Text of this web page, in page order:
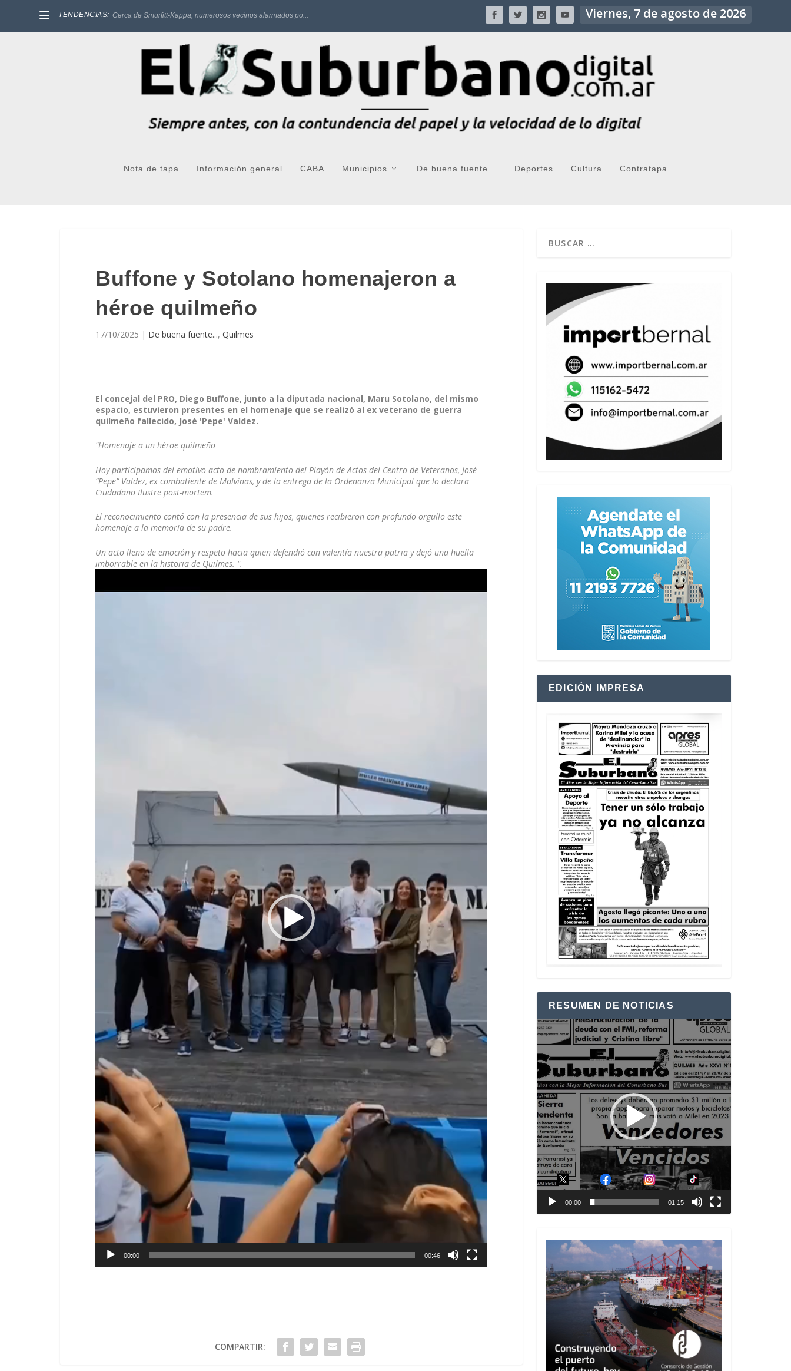
TENDENCIAS: Cerca de Smurfitt-Kappa, numerosos vecinos alarmados po... Viernes, 7 de agosto de 2026
Nota de tapa Información general CABA Municipios De buena fuente... Deportes Cultura Contratapa
Buffone y Sotolano homenajeron a
héroe quilmeño
17/10/2025 | De buena fuente..., Quilmes
El concejal del PRO, Diego Buffone, junto a la diputada nacional, Maru Sotolano, del mismo
espacio, estuvieron presentes en el homenaje que se realizó al ex veterano de guerra
quilmeño fallecido, José 'Pepe' Valdez.
"Homenaje a un héroe quilmeño
Hoy participamos del emotivo acto de nombramiento del Playón de Actos del Centro de Veteranos, José
“Pepe” Valdez, ex combatiente de Malvinas, y de la entrega de la Ordenanza Municipal que lo declara
Ciudadano Ilustre post-mortem.
El reconocimiento contó con la presencia de sus hijos, quienes recibieron con profundo orgullo este
homenaje a la memoria de su padre.
Un acto lleno de emoción y respeto hacia quien defendió con valentía nuestra patria y dejó una huella
imborrable en la historia de Quilmes. ".
00:00 00:46
COMPARTIR:
EDICIÓN IMPRESA
RESUMEN DE NOTICIAS
Reproductor
de
vídeo
00:00 01:15